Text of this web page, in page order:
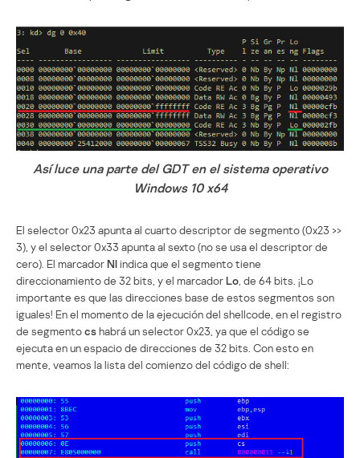
Así luce una parte del GDT en el sistema operativo
Windows 10 x64
El selector 0x23 apunta al cuarto descriptor de segmento (0x23 >>
3), y el selector 0x33 apunta al sexto (no se usa el descriptor de
cero). El marcadorNlindica que el segmento tiene
direccionamiento de 32 bits, y el marcadorLo , de 64 bits. ¡Lo
importante es que las direcciones base de estos segmentos son
iguales! En el momento de la ejecución del shellcode, en el registro
de segmentocshabrá un selector 0x23, ya que el código se
ejecuta en un espacio de direcciones de 32 bits. Con esto en
mente, veamos la lista del comienzo del código de shell: